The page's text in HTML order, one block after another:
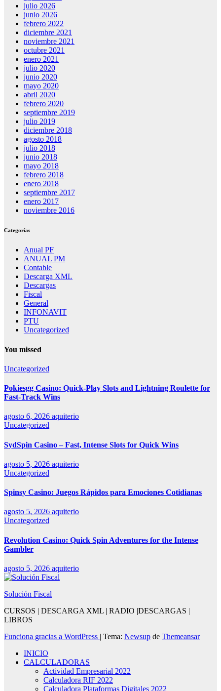
julio 2026
junio 2026
febrero 2022
diciembre 2021
noviembre 2021
octubre 2021
enero 2021
julio 2020
junio 2020
mayo 2020
abril 2020
febrero 2020
septiembre 2019
julio 2019
diciembre 2018
agosto 2018
julio 2018
junio 2018
mayo 2018
febrero 2018
enero 2018
septiembre 2017
enero 2017
noviembre 2016
Categorías
Anual PF
ANUAL PM
Contable
Descarga XML
Descargas
Fiscal
General
INFONAVIT
PTU
Uncategorized
You missed
Uncategorized
Pokiesgg Casino: Quick‑Play Slots and Lightning Roulette for
Fast‑Track Wins
agosto 6, 2026 aquiterio
Uncategorized
SydSpin Casino – Fast, Intense Slots for Quick Wins
agosto 5, 2026 aquiterio
Uncategorized
Spinsy Casino: Juegos Rápidos para Emociones Cotidianas
agosto 5, 2026 aquiterio
Uncategorized
Revolution Casino: Quick Spin Adventures for the Intense
Gambler
agosto 5, 2026 aquiterio
Solución Fiscal
CURSOS | DESCARGA XML | RADIO |DESCARGAS |
LIBROS
Funciona gracias a WordPress | Tema: Newsup de Themeansar
INICIO
CALCULADORAS
Actividad Empresarial 2022
Calculadora RIF 2022
Calculadora Plataformas Digitales 2022